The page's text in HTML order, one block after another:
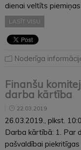
dienai veltīts
LASĪT VISU
Noderīga
Finanšu
darba kārtība
22.03.2019
26.03.2019., plkst.
Darba kārtībā: 1. Par
pašvaldībai